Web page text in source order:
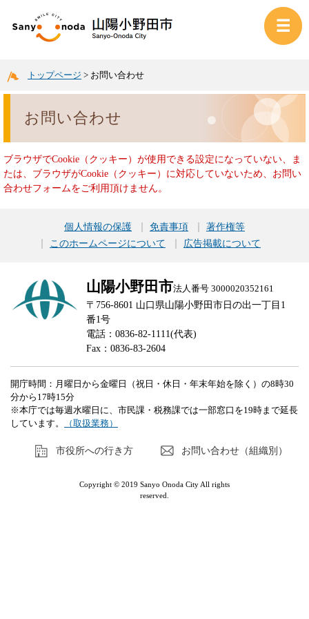
トップページ > お問い合わせ
お問い合わせ
ブラウザでCookie（クッキー）が使用できる設定になっていない、ま
たは、ブラウザがCookie（クッキー）に対応していないため、お問い
合わせフォームをご利用頂けません。
個人情報の保護 免責事項
著作権等
このホームページについて
広告掲載について
山陽小野田市法人番号 3000020352161
〒756-8601 山口県山陽小野田市日の出一丁目1
番1号
電話：0836-82-1111(代表)
Fax：0836-83-2604
開庁時間：月曜日から金曜日（祝日・休日・年末年始を除く）の8時30
分から17時15分
※本庁では毎週水曜日に、市民課・税務課では一部窓口を19時まで延長
しています。
（取扱業務）
市役所への行き方 お問い合わせ（組織別）
Copyright © 2019 Sanyo Onoda City All rights
reserved.